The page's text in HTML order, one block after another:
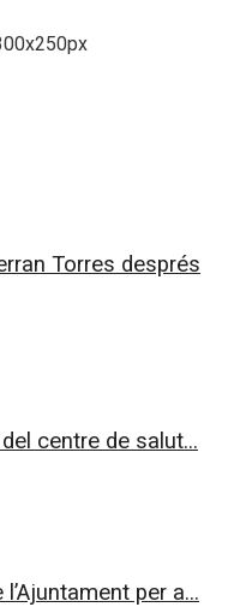
Torres després
centre de salut...
per a...